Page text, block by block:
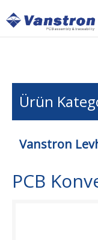
Ürün
Vanstron
PCB